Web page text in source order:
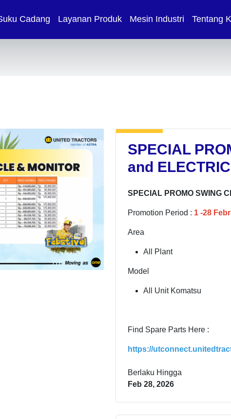
Cadang Layanan Produk Mesin Industri Tentang
SPECIAL
and
SPECIAL PROMO SWING
Promotion Period : 1 -28
Area
All Plant
Model
All Unit Komatsu
Find Spare Parts Here :
https://
Berlaku Hingga
Feb 28, 2026